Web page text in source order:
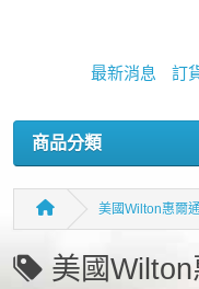
最新消息 訂
商品分類
美國Wilton惠爾通
美國